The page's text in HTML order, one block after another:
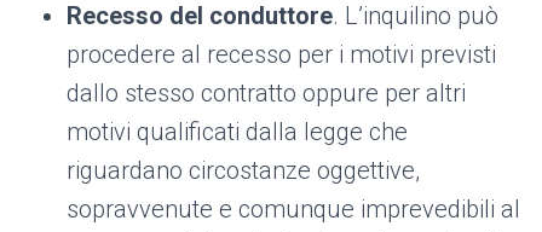
Recesso del conduttore. L’inquilino può
procedere al recesso per i motivi previsti
dallo stesso contratto oppure per altri
motivi qualificati dalla legge che
riguardano circostanze oggettive,
sopravvenute e comunque imprevedibili al